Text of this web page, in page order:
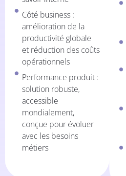
Côté business :
amélioration de la
productivité globale
et réduction des coûts
opérationnels
Performance produit :
solution robuste,
accessible
mondialement,
conçue pour évoluer
avec les besoins
métiers